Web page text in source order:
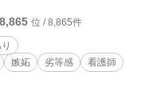
8,865 位 / 8,865件
嫉妬 劣等感
看護師